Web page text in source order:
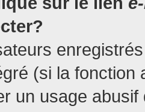
(si la fonction
un usage